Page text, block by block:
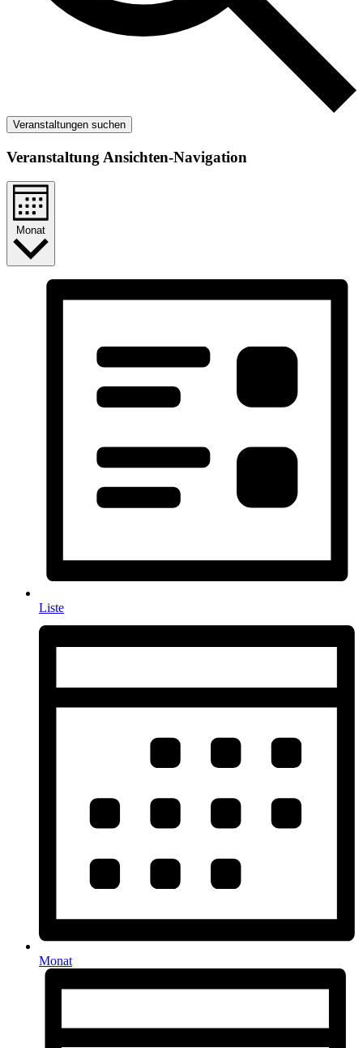
Veranstaltungen suchen
Veranstaltung Ansichten-Navigation
Monat
Liste
Monat